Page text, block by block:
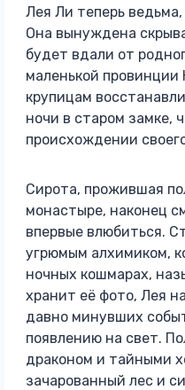
Лея Ли теперь
Она вынуждена
будет вдали от
маленькой
крупицам
ночи в старом замке,
происхождении
Сирота, прожившая
монастыре, наконец
впервые влюбиться.
угрюмым алхимиком,
ночных кошмарах,
хранит её фото, Лея
давно минувших
появлению на свет.
драконом и тайными
зачарованный лес и